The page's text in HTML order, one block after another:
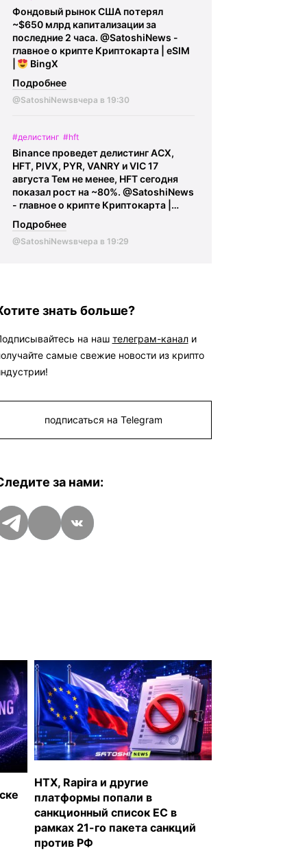
@SatoshiNews - главное о крипте
Криптокарта | eSIM |
BingX
отправлять выплаты в стейблкоинах
через сеть Visa.
Компания Майкла
Сэйлора Strategy, вероятно, снова
продала Биткоины. По данным
Lookonchain, Strategy переместила 1
030 BTC ($66.14 млн). @SatoshiNews
- главное о крипте Криптокарта |
eSIM |
BingX
находит потенциальные проблемы,
однако для подтверждения и анализа
по-прежнему необходимы
специалисты по безопасности.
@SatoshiNews - главное о крипте
Криптокарта | eSIM |
Фондовый рынок США потерял
~$650 млрд капитализации за
последние 2 часа. @SatoshiNews -
главное о крипте Криптокарта | eSIM
BingX
Подробнее
@SatoshiNewsвчера в 19:30
#делистинг #hft
Binance проведет делистинг ACX,
HFT, PIVX, PYR, VANRY и VIC 17
августа Тем не менее, HFT сегодня
показал рост на ~80%. @SatoshiNews
- главное о крипте Криптокарта |
eSIM |
Подробнее
@SatoshiNewsвчера в 19:29
знать больше?
на наш телеграм-канали
самые свежие новости из крипто
подписаться на Telegram
за нами:
Telegram
ДзенVK
HTX, Rapira и другие
платформы попали в
санкционный список ЕС в
рамках 21-го пакета санкций
против РФ